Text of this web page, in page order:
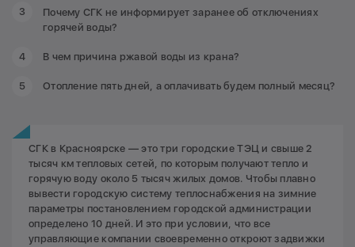
Почему СГК не информирует заранее об отключениях
горячей воды?
В чем причина ржавой воды из крана?
Отопление пять дней, а оплачивать будем полный месяц?
СГК в Красноярске — это три городские ТЭЦ и свыше 2
тысяч км тепловых сетей, по которым получают тепло и
горячую воду около 5 тысяч жилых домов. Чтобы плавно
вывести городскую систему теплоснабжения на зимние
параметры постановлением городской администрации
определено 10 дней. И это при условии, что все
управляющие компании своевременно откроют задвижки